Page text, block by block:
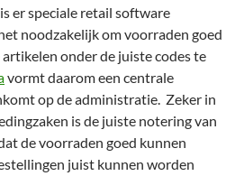
er speciale retail software
noodzakelijk om voorraden goed
onder de juiste codes te
vormt daarom een centrale
op de administratie. Zeker in
is de juiste notering van
de voorraden goed kunnen
juist kunnen worden